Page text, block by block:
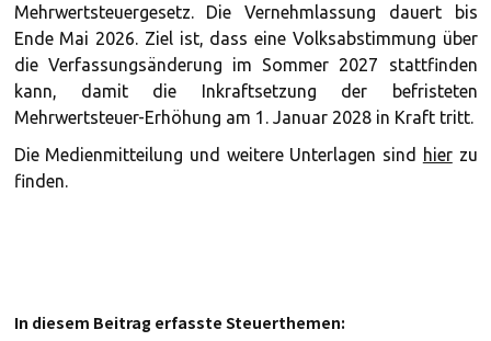
Mehrwertsteuergesetz. Die Vernehmlassung dauert bis
Ende Mai 2026. Ziel ist, dass eine Volksabstimmung über
die Verfassungsänderung im Sommer 2027 stattfinden
kann, damit die Inkraftsetzung der befristeten
Mehrwertsteuer-Erhöhung am 1. Januar 2028 in Kraft tritt.
Die Medienmitteilung und weitere Unterlagen sind
hierzu
finden.
In diesem Beitrag erfasste Steuerthemen: